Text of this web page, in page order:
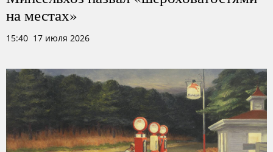
на местах»
15:40 17 июля 2026